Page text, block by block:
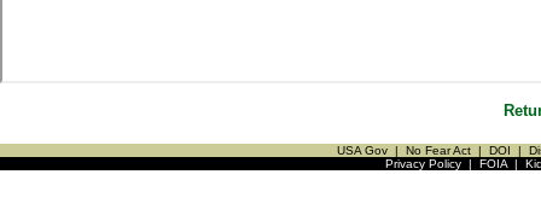
USA Gov | No Fear Act | DOI |
Privacy Policy| FOIA|